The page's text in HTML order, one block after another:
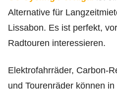
Alternative für
Lissabon. Es ist perfekt,
Radtouren interessieren.
Elektrofahrräder, Carbon-
und Tourenräder können